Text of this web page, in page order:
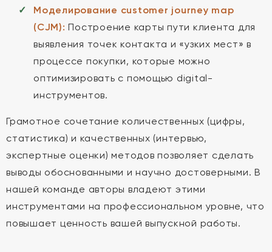
Моделирование customer journey map
(CJM): Построение карты пути клиента для
выявления точек контакта и «узких мест» в
процессе покупки, которые можно
оптимизировать с помощью digital-
инструментов.
Грамотное сочетание количественных (цифры,
статистика) и качественных (интервью,
экспертные оценки) методов позволяет сделать
выводы обоснованными и научно достоверными. В
нашей команде авторы владеют этими
инструментами на профессиональном уровне, что
повышает ценность вашей выпускной работы.